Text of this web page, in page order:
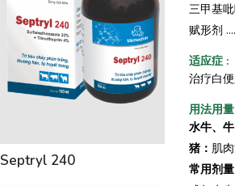
Septryl 240
三甲基吡
赋形剂
适应症 :
治疗白
用法用量
水牛、
猪：肌肉
常用剂量